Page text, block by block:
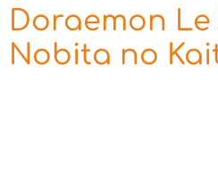
Doraemon Le
Nobita no